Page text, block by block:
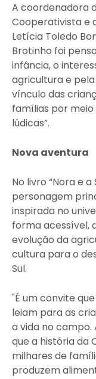
A coordenadora
Cooperativista e
Letícia Toledo
Brotinho foi
infância, o
agricultura e
vínculo das
famílias por
lúdicas”.
Nova aventura
No livro “Nora e
personagem
inspirada no
forma acessível,
evolução da
cultura para o
Sul.
"É um convite
leiam para as
a vida no
que a história da
milhares de
produzem